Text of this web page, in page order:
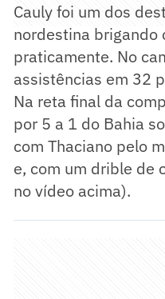
Cauly foi um dos
nordestina brigando
praticamente. No
assistências em 32
Na reta final da
por 5 a 1 do Bahia
com Thaciano pelo
e, com um drible de
no vídeo acima).